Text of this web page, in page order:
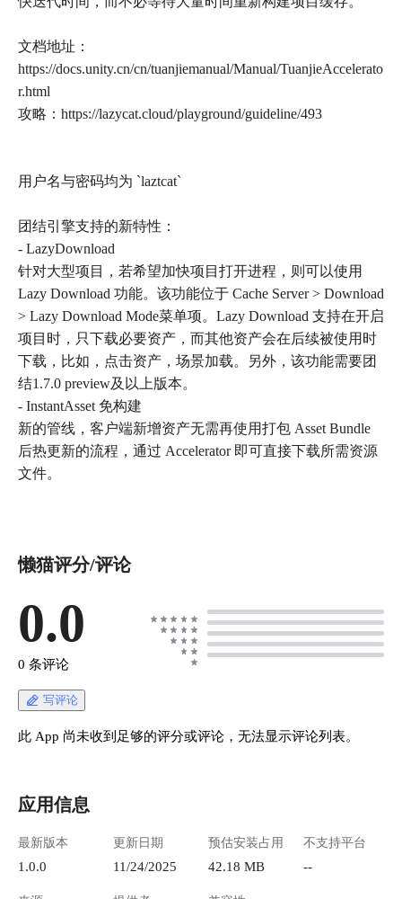
文档地址：
https://docs.unity.cn/cn/tuanjiemanual/Manual/TuanjieAccelerato
r.html
攻略：https://lazycat.cloud/playground/guideline/493
用户名与密码均为 `laztcat`
团结引擎支持的新特性：
- LazyDownload
针对大型项目，若希望加快项目打开进程，则可以使用
Lazy Download 功能。该功能位于 Cache Server > Download
> Lazy Download Mode菜单项。Lazy Download 支持在开启
项目时，只下载必要资产，而其他资产会在后续被使用时
下载，比如，点击资产，场景加载。另外，该功能需要团
结1.7.0 preview及以上版本。
- InstantAsset 免构建
新的管线，客户端新增资产无需再使用打包 Asset Bundle
后热更新的流程，通过 Accelerator 即可直接下载所需资源
文件。
懒猫评分/评论
0.0
0 条评论
写评论
此 App 尚未收到足够的评分或评论，无法显示评论列表。
应用信息
最新版本
1.0.0
更新日期
11/24/2025
预估安装占用
42.18 MB
不支持平台
--